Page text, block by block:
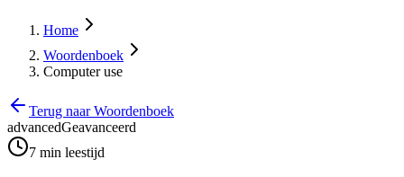
Home
Woordenboek
Computer use
Terug naar Woordenboek
advancedGeavanceerd
7 min leestijd